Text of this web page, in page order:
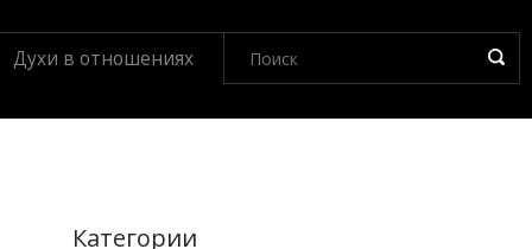
Духи в отношениях
Категории